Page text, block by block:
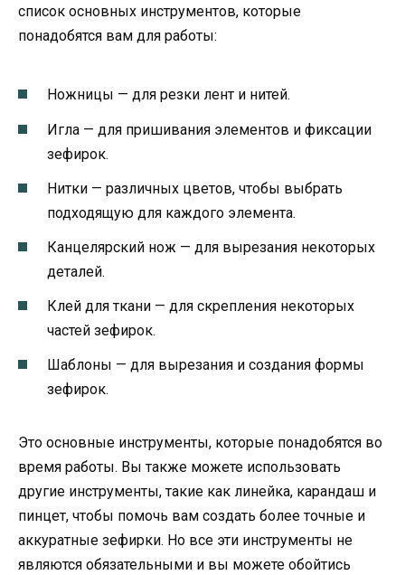
список основных инструментов, которые
понадобятся вам для работы:
Ножницы — для резки лент и нитей.
Игла — для пришивания элементов и фиксации
зефирок.
Нитки — различных цветов, чтобы выбрать
подходящую для каждого элемента.
Канцелярский нож — для вырезания некоторых
деталей.
Клей для ткани — для скрепления некоторых
частей зефирок.
Шаблоны — для вырезания и создания формы
зефирок.
Это основные инструменты, которые понадобятся во
время работы. Вы также можете использовать
другие инструменты, такие как линейка, карандаш и
пинцет, чтобы помочь вам создать более точные и
аккуратные зефирки. Но все эти инструменты не
являются обязательными и вы можете обойтись